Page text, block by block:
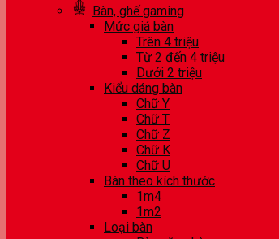
Bàn, ghế gaming
Mức giá bàn
Trên 4 triệu
Từ 2 đến 4 triệu
Dưới 2 triệu
Kiểu dáng bàn
Chữ Y
Chữ T
Chữ Z
Chữ K
Chữ U
Bàn theo kích thước
1m4
1m2
Loại bàn